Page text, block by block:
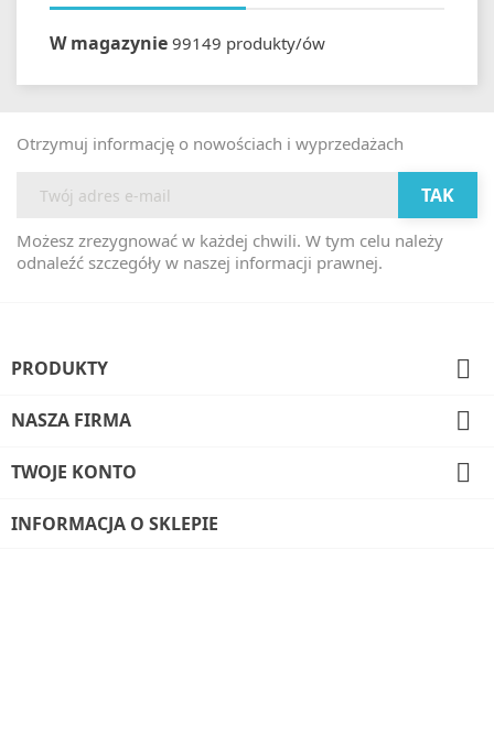
W magazynie 99149 produkty/ów
Otrzymuj informację o nowościach i wyprzedażach
Możesz zrezygnować w każdej chwili. W tym celu należy
odnaleźć szczegóły w naszej informacji prawnej.
PRODUKTY 
NASZA FIRMA 
TWOJE KONTO 
INFORMACJA O SKLEPIE